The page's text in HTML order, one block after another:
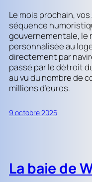
Le mois prochain,
séquence
gouvernementale, le
personnalisée au
directement par
passé par le détroit
au vu du nombre de
millions d’euros.
9 octobre 2025
La baie de